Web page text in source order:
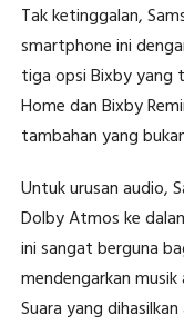
Tak ketinggalan,
smartphone ini
tiga opsi Bixby yang
Home dan Bixby
tambahan yang
Untuk urusan audio,
Dolby Atmos ke
ini sangat berguna
mendengarkan
Suara yang